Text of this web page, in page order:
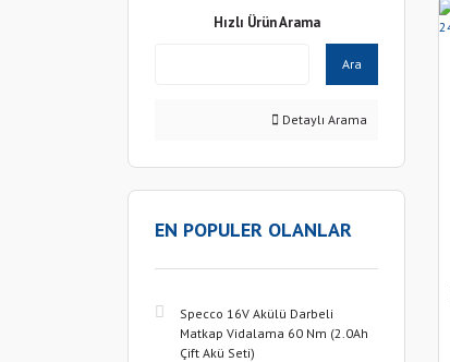
Hızlı Ürün Arama
Ara
Detaylı Arama
EN POPULER OLANLAR
Specco 16V Akülü Darbeli
Matkap Vidalama 60 Nm (2.0Ah
Çift Akü Seti)